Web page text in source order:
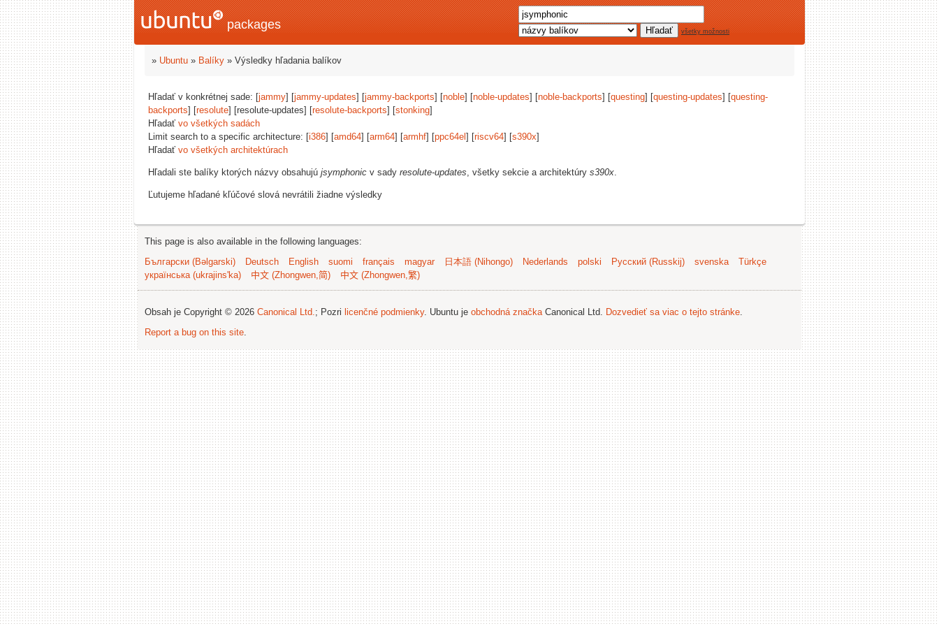
packages všetky možnosti
» Ubuntu » Balíky » Výsledky hľadania balíkov
Hľadať v konkrétnej sade: [jammy] [jammy-updates] [jammy-backports] [noble] [noble-updates] [noble-backports] [questing] [questing-updates] [questing-
backports] [resolute] [resolute-updates] [resolute-backports] [stonking]
Hľadať vo všetkých sadách
Limit search to a specific architecture: [i386] [amd64] [arm64] [armhf] [ppc64el ] [riscv64] [s390x]
Hľadať vo všetkých architektúrach
Hľadali ste balíky ktorých názvy obsahujú jsymphonic v sady resolute-updates, všetky sekcie a architektúry s390x.
Ľutujeme hľadané kľúčové slová nevrátili žiadne výsledky
This page is also available in the following languages:
Български (Bəlgarski)
Deutsch English suomi français magyar 日本語 (Nihongo) Nederlands polski Русский (Russkij) svenska
Türkçe
українська (ukrajins'ka)
中文 (Zhongwen,简) 中文 (Zhongwen,繁)
Obsah je Copyright © 2026 Canonical Ltd.; Pozri licenčné podmienky. Ubuntu je obchodná značkaCanonical Ltd. Dozvedieť sa viac o tejto stránke.
Report a bug on this site.